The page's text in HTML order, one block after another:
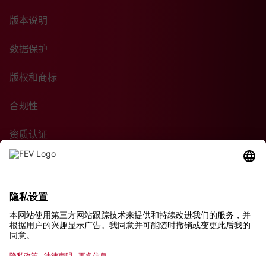
版本说明
数据保护
版权和商标
合规性
资质认证
可持续性